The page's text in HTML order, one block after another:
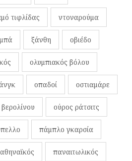
τιφλίδας ντοναρούμα
ξάνθη οβιέδο
ολυμπιακός βόλου
οπαδοί οστιαμάρε
ούρος ράτσιτς
πάμπλο γκαρσία
παναιτωλικός